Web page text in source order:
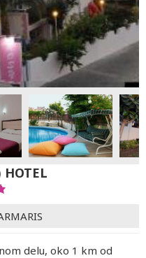
HOTEL
delu, oko 1 km od